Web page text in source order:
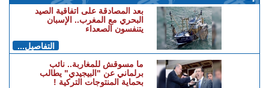
بعد المصادقة على اتفاقية الصيد
البحري مع المغرب.. الإسبان
يتنفسون الصعداء
التفاصيل...
ما مسوقش للمغاربة.. نائب
برلماني عن "البيجيدي" يطالب
بحماية المنتوجات التركية !